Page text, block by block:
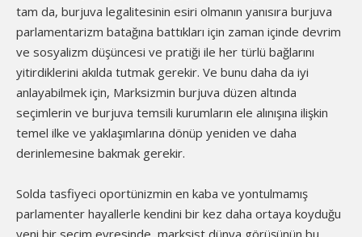
tam da, burjuva legalitesinin esiri olmanın yanısıra burjuva
parlamentarizm batağına battıkları için zaman içinde devrim
ve sosyalizm düşüncesi ve pratiği ile her türlü bağlarını
yitirdiklerini akılda tutmak gerekir. Ve bunu daha da iyi
anlayabilmek için, Marksizmin burjuva düzen altında
seçimlerin ve burjuva temsili kurumların ele alınışına ilişkin
temel ilke ve yaklaşımlarına dönüp yeniden ve daha
derinlemesine bakmak gerekir.
Solda tasfiyeci oportünizmin en kaba ve yontulmamış
parlamenter hayallerle kendini bir kez daha ortaya koyduğu
yeni bir seçim evresinde, marksist dünya görüşünün bu